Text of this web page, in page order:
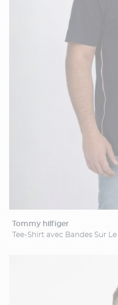
tommy hilfiger